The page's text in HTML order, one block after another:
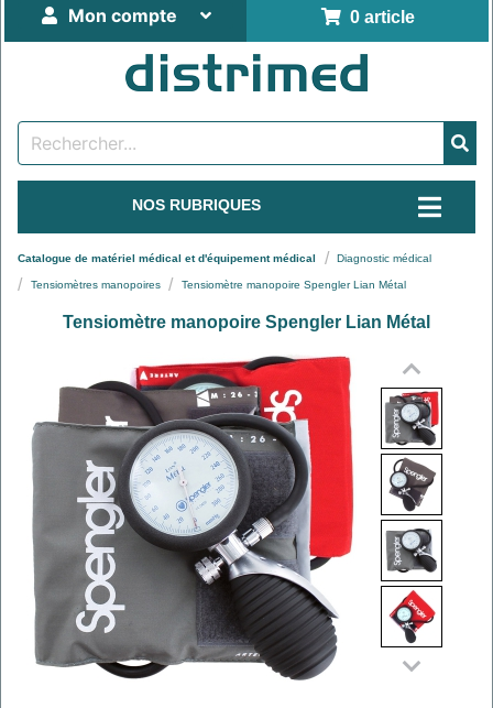
0 article
Mon compte
NOS RUBRIQUES
Catalogue de matériel médical et d'équipement médical Diagnostic médical
Tensiomètres manopoires Tensiomètre manopoire Spengler Lian Métal
Tensiomètre manopoire Spengler Lian Métal